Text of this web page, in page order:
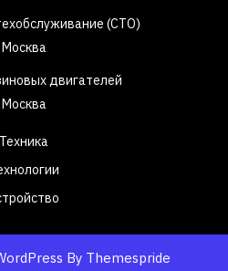
(СТО)
Москва
двигателей
Москва
Техника
By Themespride